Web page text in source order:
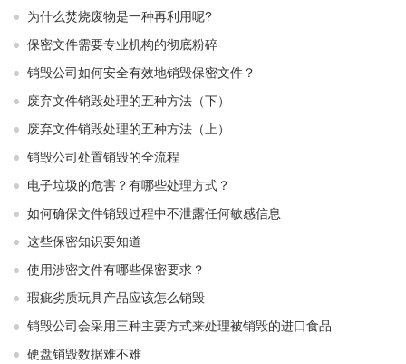
为什么焚烧废物是一种再利用呢?
保密文件需要专业机构的彻底粉碎
销毁公司如何安全有效地销毁保密文件？
废弃文件销毁处理的五种方法（下）
废弃文件销毁处理的五种方法（上）
销毁公司处置销毁的全流程
电子垃圾的危害？有哪些处理方式？
如何确保文件销毁过程中不泄露任何敏感信息
这些保密知识要知道
使用涉密文件有哪些保密要求？
瑕疵劣质玩具产品应该怎么销毁
销毁公司会采用三种主要方式来处理被销毁的进口食品
硬盘销毁数据难不难